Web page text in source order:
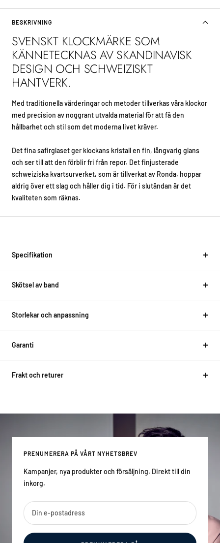
BESKRIVNING
SVENSKT KLOCKMÄRKE SOM
KÄNNETECKNAS AV SKANDINAVISK
DESIGN OCH SCHWEIZISKT
HANTVERK.
Med traditionella värderingar och metoder tillverkas våra klockor
med precision av noggrant utvalda material för att få den
hållbarhet och stil som det moderna livet kräver.
Det fina safirglaset ger klockans kristall en fin, långvarig glans
och ser till att den förblir fri från repor. Det finjusterade
schweiziska kvartsurverket, som är tillverkat av Ronda, hoppar
aldrig över ett slag och håller dig i tid. För i slutändan är det
kvaliteten som räknas.
Specifikation
Skötsel av band
Storlekar och anpassning
Garanti
Frakt och returer
PRENUMERERA PÅ VÅRT NYHETSBREV
Kampanjer, nya produkter och försäljning. Direkt till din
inkorg.
Din e-postadress